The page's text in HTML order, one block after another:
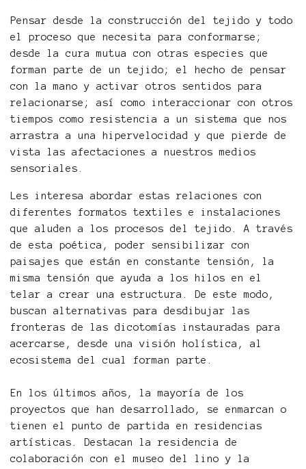
Pensar desde la construcción del tejido y todo
el proceso que necesita para conformarse;
desde la cura mutua con otras especies que
forman parte de un tejido; el hecho de pensar
con la mano y activar otros sentidos para
relacionarse; así como interaccionar con otros
tiempos como resistencia a un sistema que nos
arrastra a una hipervelocidad y que pierde de
vista las afectaciones a nuestros medios
sensoriales.
Les interesa abordar estas relaciones con
diferentes formatos textiles e instalaciones
que aluden a los procesos del tejido. A través
de esta poética, poder sensibilizar con
paisajes que están en constante tensión, la
misma tensión que ayuda a los hilos en el
telar a crear una estructura. De este modo,
buscan alternativas para desdibujar las
fronteras de las dicotomías instauradas para
acercarse, desde una visión holística, al
ecosistema del cual forman parte.
En los últimos años, la mayoría de los
proyectos que han desarrollado, se enmarcan o
tienen el punto de partida en residencias
artísticas. Destacan la residencia de
colaboración con el museo del lino y la